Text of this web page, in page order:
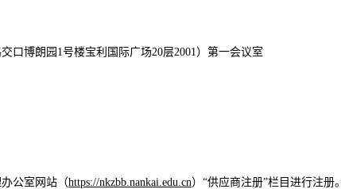
口博朗园1号楼宝利国际广场20层2001）第一会议室
公室网站（https://nkzbb.nankai.edu.cn）“供应商注册”栏目进行注册。